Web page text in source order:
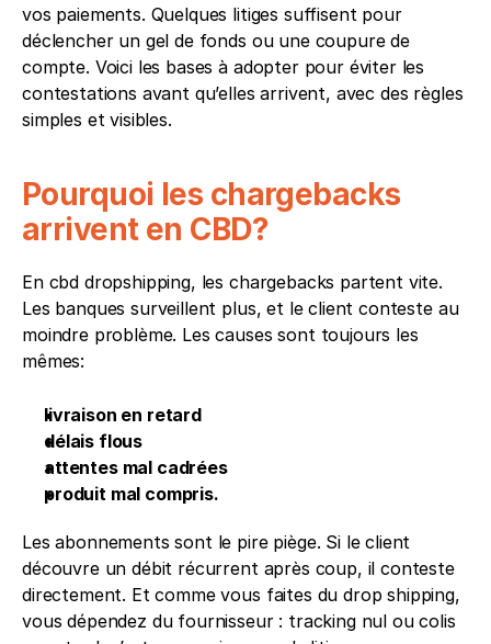
vos paiements. Quelques litiges suffisent pour
déclencher un gel de fonds ou une coupure de
compte. Voici les bases à adopter pour éviter les
contestations avant qu’elles arrivent, avec des règles
simples et visibles.
Pourquoi les chargebacks
arrivent en CBD?
En cbd dropshipping, les chargebacks partent vite.
Les banques surveillent plus, et le client conteste au
moindre problème. Les causes sont toujours les
mêmes:
livraison en retard
délais flous
attentes mal cadrées
produit mal compris.
Les abonnements sont le pire piège. Si le client
découvre un débit récurrent après coup, il conteste
directement. Et comme vous faites du drop shipping,
vous dépendez du fournisseur : tracking nul ou colis